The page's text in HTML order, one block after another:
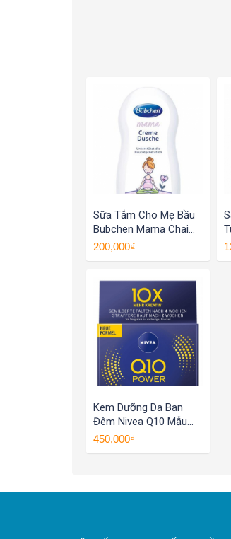
Sữa Tắm Cho Mẹ Bầu
Bubchen Mama Chai
230ml Nội Địa Đức
200,000₫
Kem Dưỡng Da Ban
Đêm Nivea Q10 Mẫu
Mới Hộp 50ml Nội Địa
450,000₫